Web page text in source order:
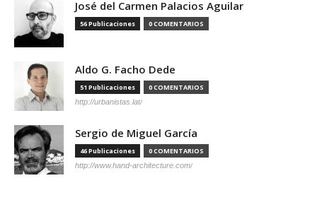
José del Carmen Palacios Aguilar
56 Publicaciones 0 COMENTARIOS
Aldo G. Facho Dede
51 Publicaciones 0 COMENTARIOS
http://urbanistas.lat/
Sergio de Miguel García
46 Publicaciones 0 COMENTARIOS
http://www.hand-architecture.com/